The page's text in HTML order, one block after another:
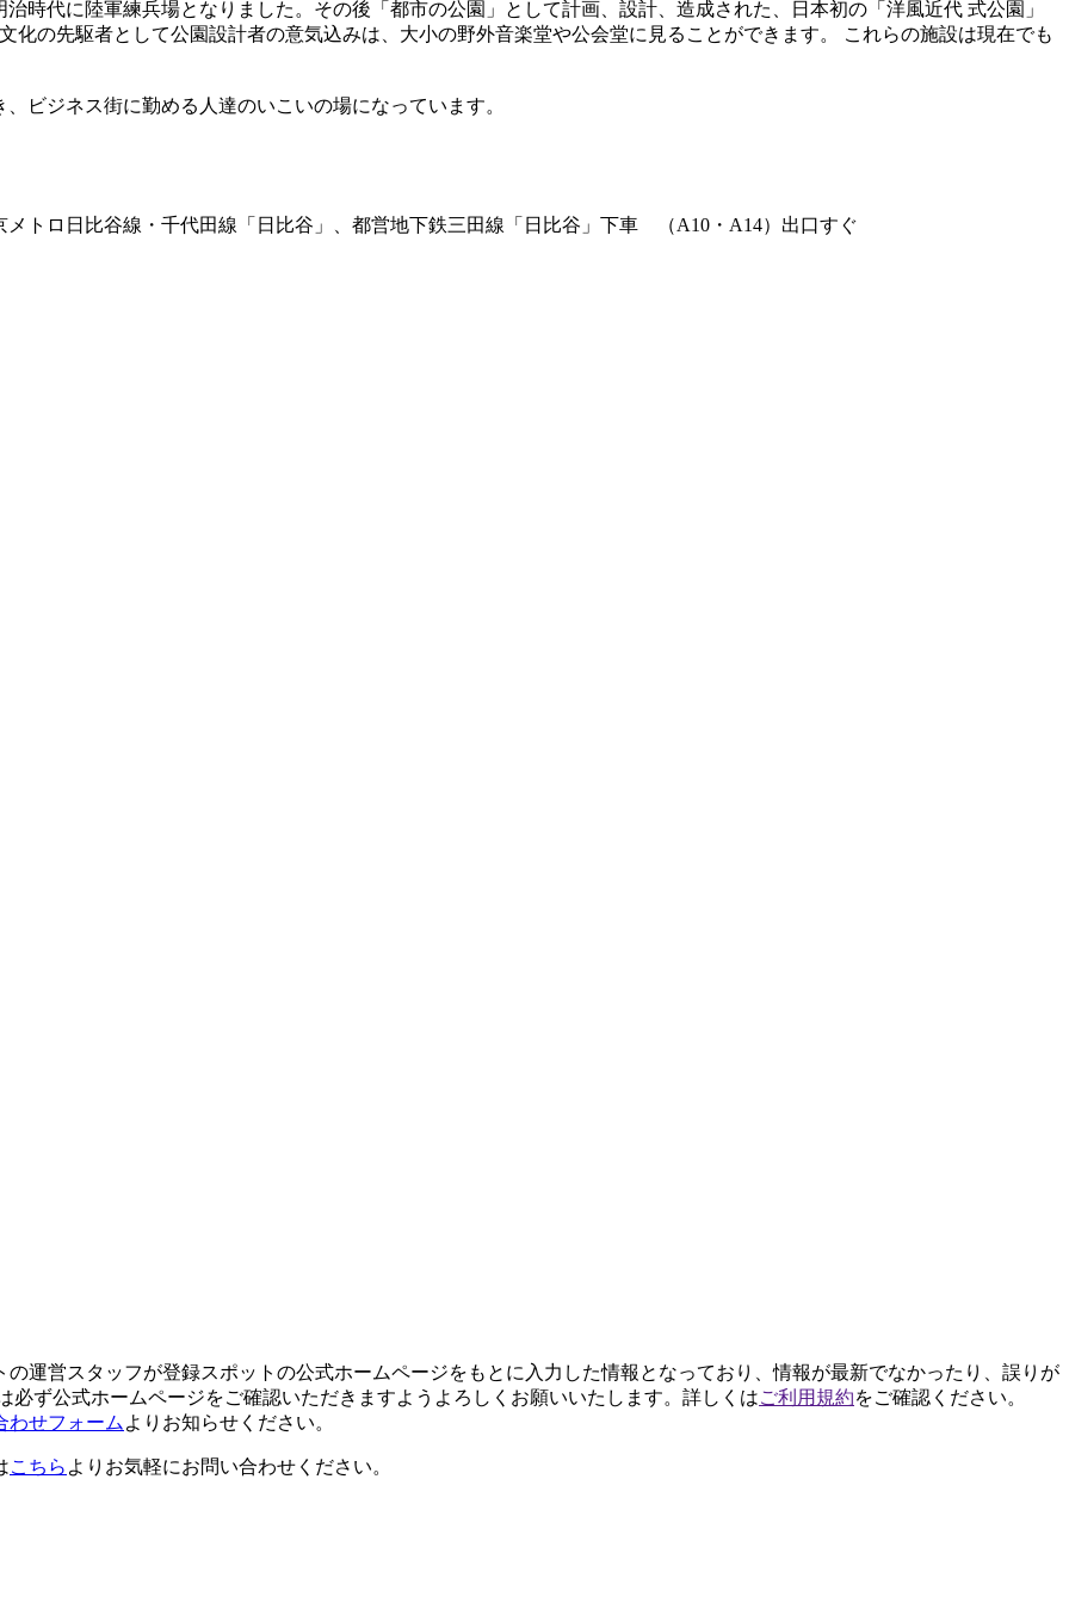
時代に陸軍練兵場となりました。その後「都市の公園」として計画、設計、造成された、日本初の「洋風近代 式公園」
化の先駆者として公園設計者の意気込みは、大小の野外音楽堂や公会堂に見ることができます。 これらの施設は現在でも
ビジネス街に勤める人達のいこいの場になっています。
トロ日比谷線・千代田線「日比谷」、都営地下鉄三田線「日比谷」下車 （A10・A14）出口すぐ
運営スタッフが登録スポットの公式ホームページをもとに入力した情報となっており、情報が最新でなかったり、誤りが
ず公式ホームページをご確認いただきますようよろしくお願いいたします。詳しくはご利用規約をご確認ください。
わせフォーム よりお知らせください。
こちら よりお気軽にお問い合わせください。